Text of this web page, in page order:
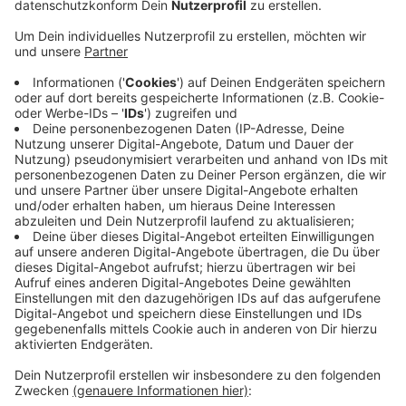
Anzeige
So hat die Stadtbibliothek rund 1.250 virtuelle
Wörterbücher "Deutsch als Fremdsprache"
angeschafft und dem Kommunalen
Integrationszentrum zur Verfügung gestellt. Mit den
visuellen Wörterbüchern sollen die Flüchtlinge auf
einfache Art und Weise die ersten Wörter zum
Verständigen lernen, sagt Bildungs-Dezernentin
Christiane Schüßler. Die visuellen Wörterbücher sollen
dabei eine Art Willkommensgeschenk an die
Flüchtlinge sein, so Schüßler. Finanziert wurden die
Wörterbücher von der Elfriede-Bürble-Stiftung.
Anzeige